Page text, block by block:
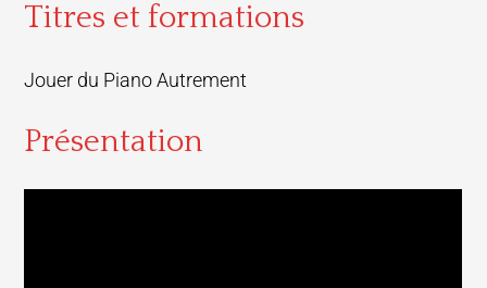
Titres et formations
Jouer du Piano Autrement
Présentation